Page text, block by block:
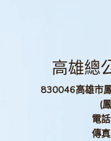
高雄總
830046高雄市
(
電
傳